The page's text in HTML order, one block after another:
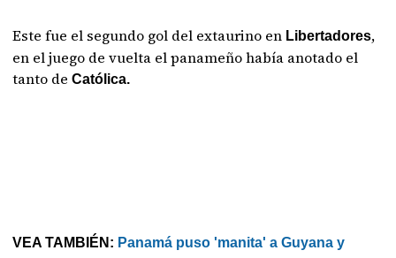
Este fue el segundo gol del extaurino en Libertadores,
en el juego de vuelta el panameño había anotado el
tanto de Católica.
VEA TAMBIÉN: Panamá puso 'manita' a Guyana y